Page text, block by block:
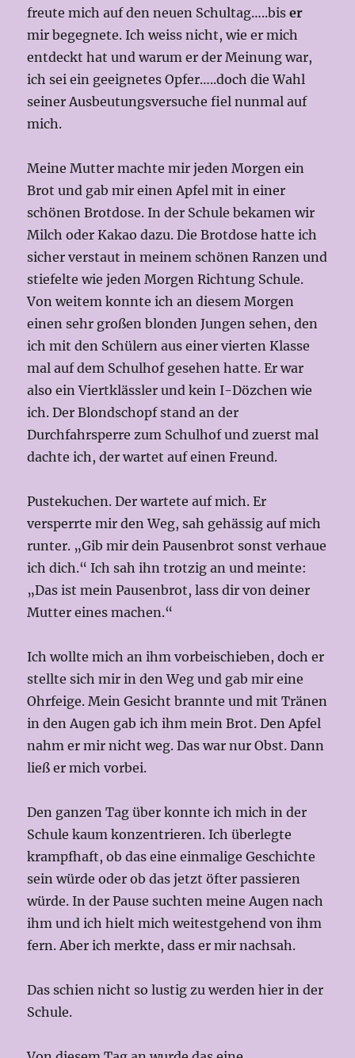
freute mich auf den neuen Schultag…..biser
mir begegnete. Ich weiss nicht, wie er mich
entdeckt hat und warum er der Meinung war,
ich sei ein geeignetes Opfer…..doch die Wahl
seiner Ausbeutungsversuche fiel nunmal auf
mich.
Meine Mutter machte mir jeden Morgen ein
Brot und gab mir einen Apfel mit in einer
schönen Brotdose. In der Schule bekamen wir
Milch oder Kakao dazu. Die Brotdose hatte ich
sicher verstaut in meinem schönen Ranzen und
stiefelte wie jeden Morgen Richtung Schule.
Von weitem konnte ich an diesem Morgen
einen sehr großen blonden Jungen sehen, den
ich mit den Schülern aus einer vierten Klasse
mal auf dem Schulhof gesehen hatte. Er war
also ein Viertklässler und kein I-Dözchen wie
ich. Der Blondschopf stand an der
Durchfahrsperre zum Schulhof und zuerst mal
dachte ich, der wartet auf einen Freund.
Pustekuchen. Der wartete auf mich. Er
versperrte mir den Weg, sah gehässig auf mich
runter. „Gib mir dein Pausenbrot sonst verhaue
ich dich.“ Ich sah ihn trotzig an und meinte:
„Das ist mein Pausenbrot, lass dir von deiner
Mutter eines machen.“
Ich wollte mich an ihm vorbeischieben, doch er
stellte sich mir in den Weg und gab mir eine
Ohrfeige. Mein Gesicht brannte und mit Tränen
in den Augen gab ich ihm mein Brot. Den Apfel
nahm er mir nicht weg. Das war nur Obst. Dann
ließ er mich vorbei.
Den ganzen Tag über konnte ich mich in der
Schule kaum konzentrieren. Ich überlegte
krampfhaft, ob das eine einmalige Geschichte
sein würde oder ob das jetzt öfter passieren
würde. In der Pause suchten meine Augen nach
ihm und ich hielt mich weitestgehend von ihm
fern. Aber ich merkte, dass er mir nachsah.
Das schien nicht so lustig zu werden hier in der
Schule.